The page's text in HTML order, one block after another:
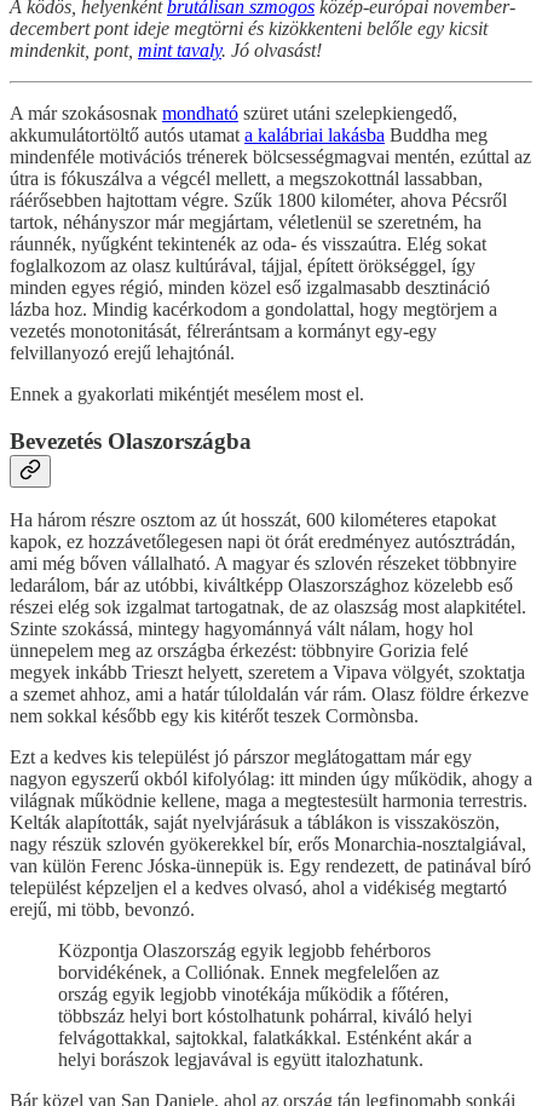
A ködös, helyenkéntbrutálisan szmogos közép-európai november-
decembert pont ideje megtörni és kizökkenteni belőle egy kicsit
mindenkit, pont, mint tavaly. Jó olvasást!
A már szokásosnak mondható szüret utáni szelepkiengedő,
akkumulátortöltő autós utamat a kalábriai lakásba Buddha meg
mindenféle motivációs trénerek bölcsességmagvai mentén, ezúttal az
útra is fókuszálva a végcél mellett, a megszokottnál lassabban,
ráérősebben hajtottam végre. Szűk 1800 kilométer, ahova Pécsről
tartok, néhányszor már megjártam, véletlenül se szeretném, ha
ráunnék, nyűgként tekintenék az oda- és visszaútra. Elég sokat
foglalkozom az olasz kultúrával, tájjal, épített örökséggel, így
minden egyes régió, minden közel eső izgalmasabb desztináció
lázba hoz. Mindig kacérkodom a gondolattal, hogy megtörjem a
vezetés monotonitását, félrerántsam a kormányt egy-egy
felvillanyozó erejű lehajtónál.
Ennek a gyakorlati mikéntjét mesélem most el.
Bevezetés Olaszországba
Ha három részre osztom az út hosszát, 600 kilométeres etapokat
kapok, ez hozzávetőlegesen napi öt órát eredményez autósztrádán,
ami még bőven vállalható. A magyar és szlovén részeket többnyire
ledarálom, bár az utóbbi, kiváltképp Olaszországhoz közelebb eső
részei elég sok izgalmat tartogatnak, de az olaszság most alapkitétel.
Szinte szokássá, mintegy hagyománnyá vált nálam, hogy hol
ünnepelem meg az országba érkezést: többnyire Gorizia felé
megyek inkább Trieszt helyett, szeretem a Vipava völgyét, szoktatja
a szemet ahhoz, ami a határ túloldalán vár rám. Olasz földre érkezve
nem sokkal később egy kis kitérőt teszek Cormònsba.
Ezt a kedves kis települést jó párszor meglátogattam már egy
nagyon egyszerű okból kifolyólag: itt minden úgy működik, ahogy a
világnak működnie kellene, maga a megtestesült harmonia terrestris.
Kelták alapították, saját nyelvjárásuk a táblákon is visszaköszön,
nagy részük szlovén gyökerekkel bír, erős Monarchia-nosztalgiával,
van külön Ferenc Jóska-ünnepük is. Egy rendezett, de patinával bíró
települést képzeljen el a kedves olvasó, ahol a vidékiség megtartó
erejű, mi több, bevonzó.
Központja Olaszország egyik legjobb fehérboros
borvidékének, a Colliónak. Ennek megfelelően az
ország egyik legjobb vinotékája működik a főtéren,
többszáz helyi bort kóstolhatunk pohárral, kiváló helyi
felvágottakkal, sajtokkal, falatkákkal. Esténként akár a
helyi borászok legjavával is együtt italozhatunk.
Bár közel van San Daniele, ahol az ország tán legfinomabb sonkái